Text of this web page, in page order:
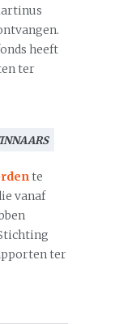
heeft
ter
te
vanaf
ter